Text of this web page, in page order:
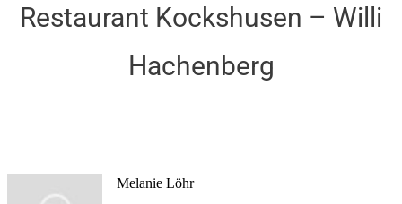
Restaurant Kockshusen – Willi
Hachenberg
Melanie Löhr